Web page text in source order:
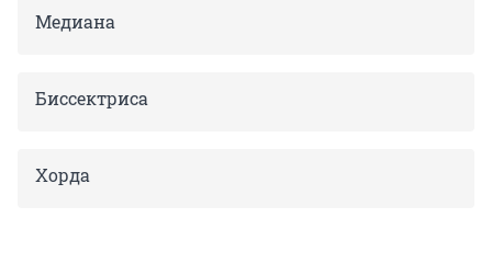
Медиана
Биссектриса
Хорда